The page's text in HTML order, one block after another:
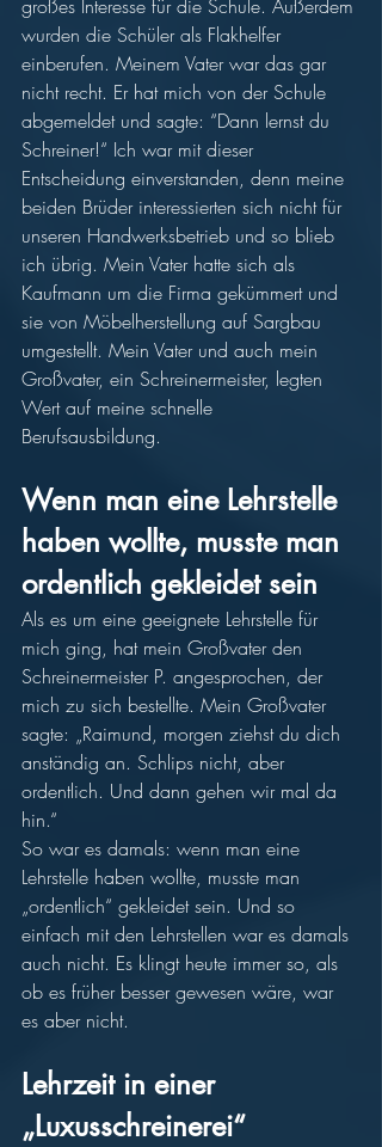
großes Interesse für die Schule. Außerdem
wurden die Schüler als Flakhelfer
einberufen. Meinem Vater war das gar
nicht recht. Er hat mich von der Schule
abgemeldet und sagte: “Dann lernst du
Schreiner!“ Ich war mit dieser
Entscheidung einverstanden, denn meine
beiden Brüder interessierten sich nicht für
unseren Handwerksbetrieb und so blieb
ich übrig. Mein Vater hatte sich als
Kaufmann um die Firma gekümmert und
sie von Möbelherstellung auf Sargbau
umgestellt. Mein Vater und auch mein
Großvater, ein Schreinermeister, legten
Wert auf meine schnelle
Berufsausbildung.
Wenn man eine Lehrstelle
haben wollte, musste man
ordentlich gekleidet sein
Als es um eine geeignete Lehrstelle für
mich ging, hat mein Großvater den
Schreinermeister P. angesprochen, der
mich zu sich bestellte. Mein Großvater
sagte: „Raimund, morgen ziehst du dich
anständig an. Schlips nicht, aber
ordentlich. Und dann gehen wir mal da
hin.“
So war es damals: wenn man eine
Lehrstelle haben wollte, musste man
„ordentlich“ gekleidet sein. Und so
einfach mit den Lehrstellen war es damals
auch nicht. Es klingt heute immer so, als
ob es früher besser gewesen wäre, war
es aber nicht.
Lehrzeit in einer
„Luxusschreinerei“